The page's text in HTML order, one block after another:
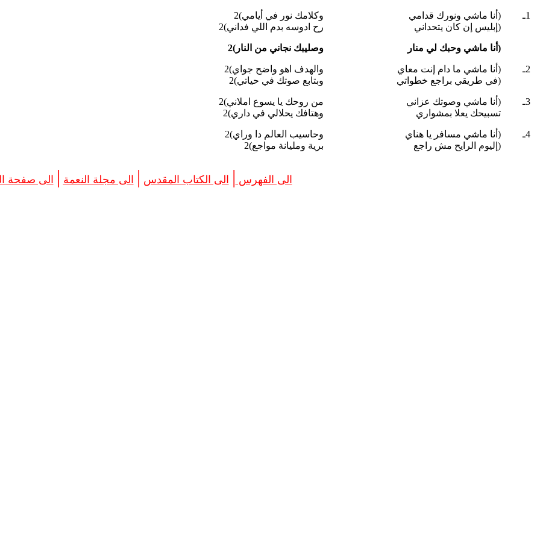
1ـ
(أنا ماشي ونورك قدامي
(إبليس إن كان يتحداني
وكلامك نور في أيامي)2
رح ادوسه بدم اللي فداني)2
(أنا ماشي وحبك لي منار وصليبك نجاني من النار)2
2ـ
(أنا ماشي ما دام إنت معاي
(في طريقي براجع خطواتي
والهدف اهو واضح جواي)2
وبتابع صوتك في حياتي)2
3ـ
(أنا ماشي وصوتك عزاني
تسبيحك يعلا بمشواري
من روحك يا يسوع املاني)2
وهتافك يحلالي في داري)2
4ـ
(أنا ماشي مسافر يا هناي
(إليوم الرايح مش راجع
وحاسيب العالم دا وراي)2
برية ومليانة مواجع)2
الى الفهرس | الى الكتاب المقدس | الى مجلة النعمة | الى صفحة